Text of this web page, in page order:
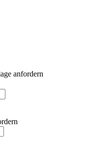
anfordern